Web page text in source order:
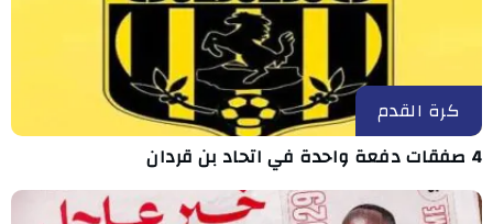
كرة القدم
4 صفقات دفعة واحدة في اتحاد بن قردان